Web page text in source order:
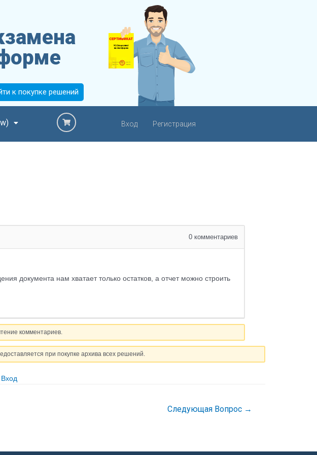
к покупке решений
Вход Регистрация
0 комментариев
документа нам хватает только остатков, а отчет можно строить
комментариев.
при покупке архива всех решений.
Вход
Следующая Вопрос →